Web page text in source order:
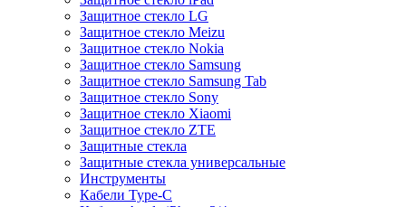
Защитное стекло LG
Защитное стекло Meizu
Защитное стекло Nokia
Защитное стекло Samsung
Защитное стекло Samsung Tab
Защитное стекло Sony
Защитное стекло Xiaomi
Защитное стекло ZTE
Защитные стекла
Защитные стекла универсальные
Инструменты
Кабели Type-C